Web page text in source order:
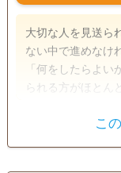
大切な人を見送ら
ない中で進めなけ
「何をしたらよ
られる方がほとんどです。 お客様が安心
な相続税申告を支援します。 また、
こ